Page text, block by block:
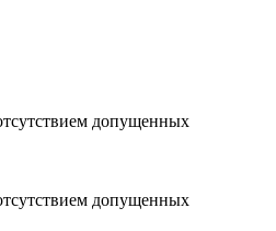
допущенных
допущенных